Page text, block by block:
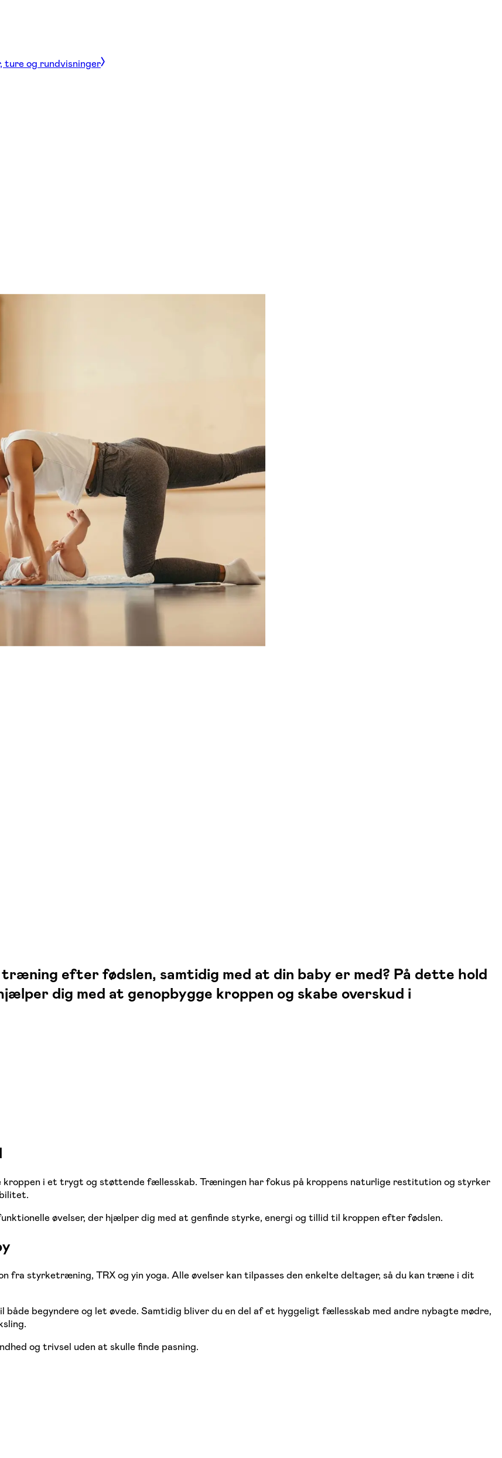
ture og rundvisninger
efter fødslen, samtidig med at din baby er med? På dette hold
dig med at genopbygge kroppen og skabe overskud i
kroppen i et trygt og støttende fællesskab. Træningen har fokus på kroppens naturlige restitution og styrker
øvelser, der hjælper dig med at genfinde styrke, energi og tillid til kroppen efter fødslen.
fra styrketræning, TRX og yin yoga. Alle øvelser kan tilpasses den enkelte deltager, så du kan træne i dit
begyndere og let øvede. Samtidig bliver du en del af et hyggeligt fællesskab med andre nybagte mødre,
og trivsel uden at skulle finde pasning.